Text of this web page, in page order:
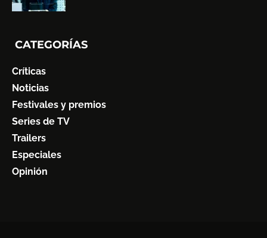
CATEGORÍAS
Críticas
Noticias
Festivales y premios
Series de TV
Trailers
Especiales
Opinión